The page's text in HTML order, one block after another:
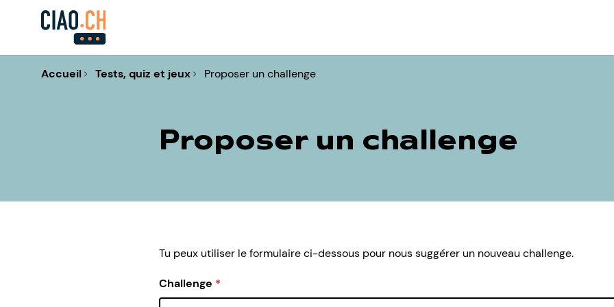
Accueil Tests, quiz et jeux Proposer un challenge
Proposer un challenge
Tu peux utiliser le formulaire ci-dessous pour nous suggérer un nouveau challenge.
Challenge *